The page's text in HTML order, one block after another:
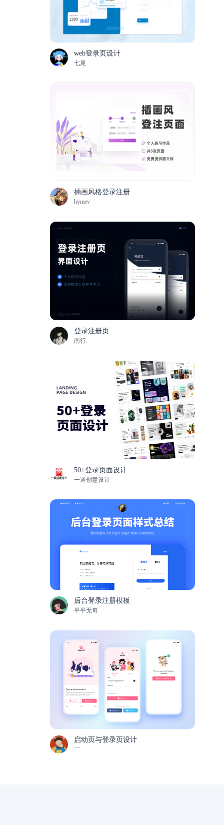
web登录页设计
七尾
插画风格登录注册
hymev
登录注册页
南行.
50+登录页面设计
一道创意设计
后台登录注册模板
平平无奇
启动页与登录页设计
```